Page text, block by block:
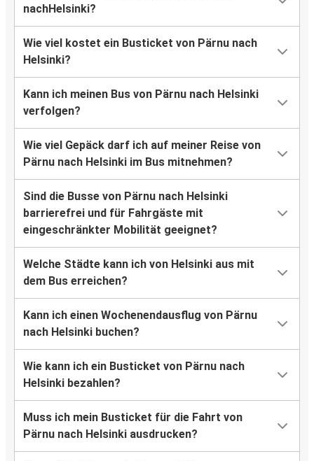
nachHelsinki?
Wie viel kostet ein Busticket von Pärnu nach
Helsinki?
Kann ich meinen Bus von Pärnu nach Helsinki
verfolgen?
Wie viel Gepäck darf ich auf meiner Reise von
Pärnu nach Helsinki im Bus mitnehmen?
Sind die Busse von Pärnu nach Helsinki
barrierefrei und für Fahrgäste mit
eingeschränkter Mobilität geeignet?
Welche Städte kann ich von Helsinki aus mit
dem Bus erreichen?
Kann ich einen Wochenendausflug von Pärnu
nach Helsinki buchen?
Wie kann ich ein Busticket von Pärnu nach
Helsinki bezahlen?
Muss ich mein Busticket für die Fahrt von
Pärnu nach Helsinki ausdrucken?